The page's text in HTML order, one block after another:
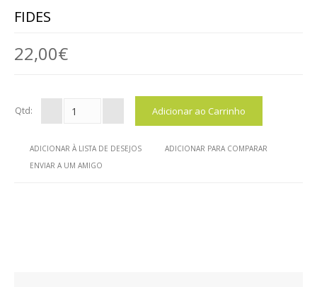
UNIÃO
QUEM SOMOS
FIDES
22,00€
Qtd:
ADICIONAR À LISTA DE DESEJOS
ADICIONAR PARA COMPARAR
ENVIAR A UM AMIGO